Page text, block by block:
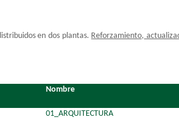
en dos plantas. Reforzamiento,
Nombre
01_ARQUITECTURA